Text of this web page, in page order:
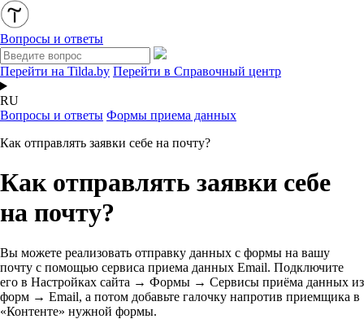
Вопросы и ответы
Перейти на Tilda.by Перейти в Справочный центр
RU
Вопросы и ответы Формы приема данных
Как отправлять заявки себе на почту?
Как отправлять заявки себе
на почту?
Вы можете реализовать отправку данных с формы на вашу
почту с помощью сервиса приема данных Email. Подключите
его в Настройках сайта → Формы → Cервисы приёма данных из
форм → Email, а потом добавьте галочку напротив приемщика в
«Контенте» нужной формы.